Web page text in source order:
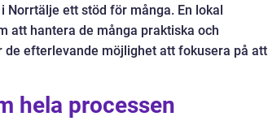
Norrtälje ett stöd för många. En lokal
att hantera de många praktiska och
efterlevande möjlighet att fokusera på att
hela processen